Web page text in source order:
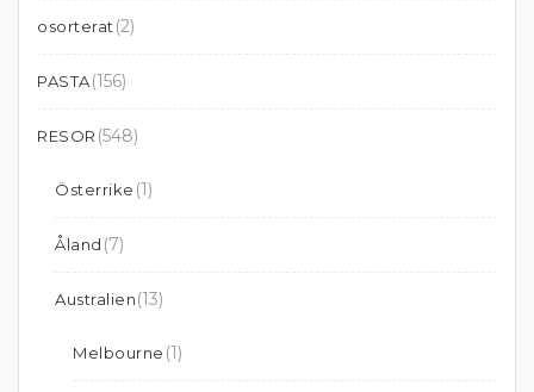
osorterat (2)
PASTA(156)
RESOR (548)
Österrike (1)
Åland (7)
Australien(13)
Melbourne (1)